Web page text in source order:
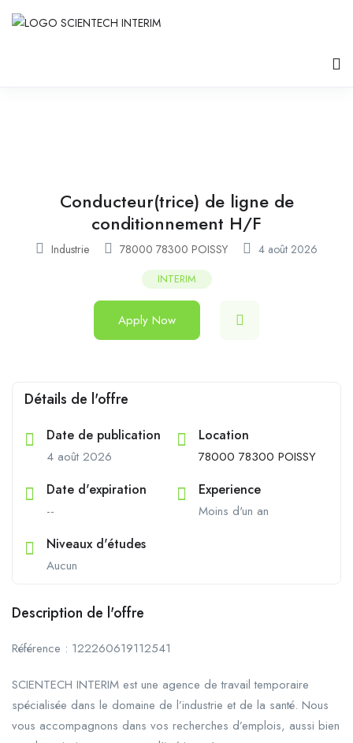
Conducteur(trice) de ligne de
conditionnement H/F
Industrie 78000 78300 POISSY 4 août 2026
INTERIM
Apply Now
Détails de l'offre
Date de publication
4 août 2026
Location
78000 78300 POISSY
Date d'expiration
--
Experience
Moins d'un an
Niveaux d'études
Aucun
Description de l'offre
Référence : 122260619112541
SCIENTECH INTERIM est une agence de travail temporaire
spécialisée dans le domaine de l’industrie et de la santé. Nous
vous accompagnons dans vos recherches d’emplois, aussi bien